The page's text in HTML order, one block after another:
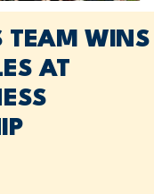
TEAM WINS
AT